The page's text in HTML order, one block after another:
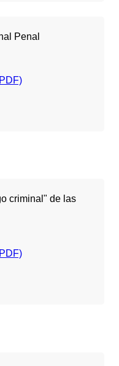
Penal
criminal" de las